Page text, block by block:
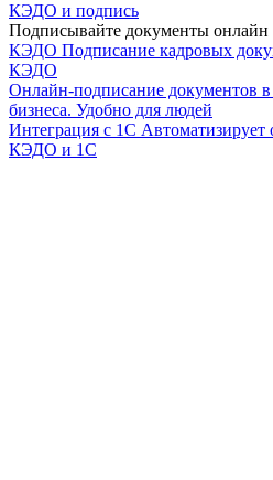
КЭДО и подпись
Подписывайте документы онлайн
КЭДО Подписание кадровых
КЭДО
Онлайн-подписание документов
бизнеса. Удобно для людей
Интеграция с 1С
КЭДО и 1С